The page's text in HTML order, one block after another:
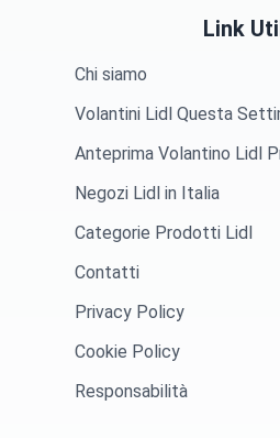
Link
Chi siamo
Volantini Lidl Questa
Anteprima Volantino Lidl
Negozi Lidl in Italia
Categorie Prodotti Lidl
Contatti
Privacy Policy
Cookie Policy
Responsabilità